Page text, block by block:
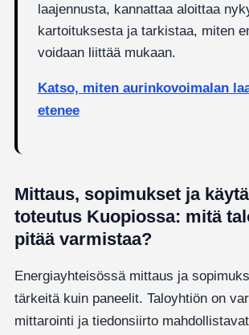
laajennusta, kannattaa aloittaa
kartoituksesta ja tarkistaa, miten
voidaan liittää mukaan.
Katso, miten aurinkovoimalan
etenee
Mittaus, sopimukset ja
toteutus Kuopiossa: mitä
pitää varmistaa?
Energiayhteisössä mittaus ja
tärkeitä kuin paneelit. Taloyhtiön on
mittarointi ja tiedonsiirto